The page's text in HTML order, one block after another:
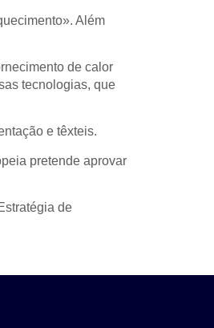
Além
de calor
tecnologias, que
e têxteis.
pretende aprovar
de